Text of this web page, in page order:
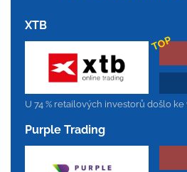
XTB
TOP
U 74 % retailových investorů došlo ke
Purple Trading